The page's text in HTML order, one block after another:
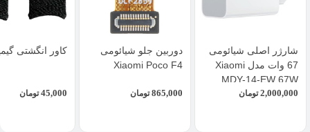
شارژر اصلی شیائومی
67 وات مدل Xiaomi
MDY-14-EW 67W
2,000,000 تومان
دوربین جلو شیائومی
Xiaomi Poco F4
865,000 تومان
کاور انگشتی
45,000 تومان